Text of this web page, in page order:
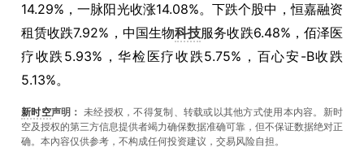
14.29%，一脉阳光收涨14.08%。下跌个股中，恒嘉融资
租赁收跌7.92%，中国生物科技服务收跌6.48%，佰泽医
疗收跌5.93%，华检医疗收跌5.75%，百心安-B收跌
5.13%。
新时空声明： 未经授权，不得复制、转载或以其他方式使用本内容。新时
空及授权的第三方信息提供者竭力确保数据准确可靠，但不保证数据绝对正
确。本內容仅供参考，不构成任何投资建议，交易风险自担。